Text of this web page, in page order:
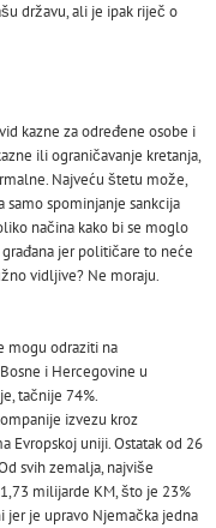
državu, ali je ipak riječ o
kazne za određene osobe i
ili ograničavanje kretanja,
Najveću štetu može,
samo spominjanje sankcija
načina kako bi se moglo
jer političare to neće
vidljive? Ne moraju.
mogu odraziti na
i Hercegovine u
tačnije 74%.
izvezu kroz
Evropskoj uniji. Ostatak od 26
svih zemalja, najviše
milijarde KM, što je 23%
je upravo Njemačka jedna